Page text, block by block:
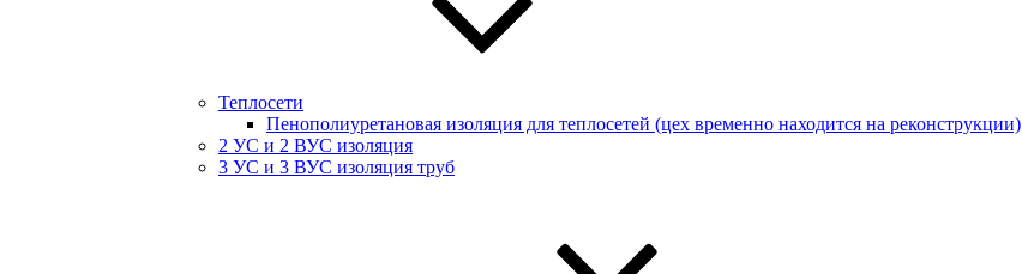
Теплосети
Пенополиуретановая изоляция для теплосетей (цех временно находится на реконструкции)
2 УС и 2 ВУС изоляция
3 УС и 3 ВУС изоляция труб